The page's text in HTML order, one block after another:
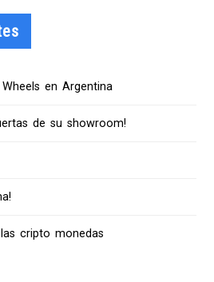
en Argentina
de su showroom!
cripto monedas